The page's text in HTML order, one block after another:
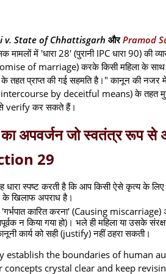
v. State of Chhattisgarh औरPramod
मामलों में 'धारा 28' (पुरानी IPC धारा 90) की
of marriage) करके किसी महिला के साथ
प्राप्त की गई सहमति है।" कानून की नजर में
intercourse by deceitful means) के तहत
verify कर सकते हैं।
का अपवर्जन जो स्वतंत्र रूप
29
धारा स्पष्ट करती है कि आप किसी ऐसे कृत्य के
खिलाफ अपराध है।
'गर्भपात कारित करना' (Causing
न किया गया हो)। भले ही महिला या उसके
कार्य को सही (justify) नहीं ठहरा सकती।
establish the boundaries of human
crystal clear and keep